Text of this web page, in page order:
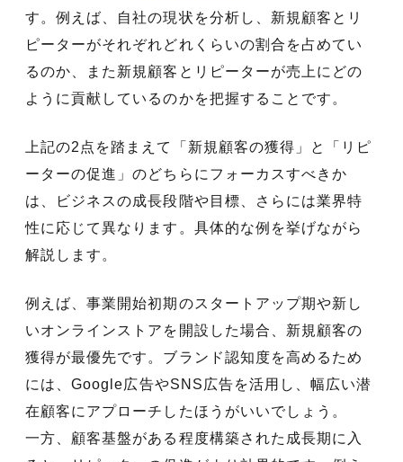
す。例えば、自社の現状を分析し、新規顧客とリ
ピーターがそれぞれどれくらいの割合を占めてい
るのか、また新規顧客とリピーターが売上にどの
ように貢献しているのかを把握することです。
上記の2点を踏まえて「新規顧客の獲得」と「リピ
ーターの促進」のどちらにフォーカスすべきか
は、ビジネスの成長段階や目標、さらには業界特
性に応じて異なります。具体的な例を挙げながら
解説します。
例えば、事業開始初期のスタートアップ期や新し
いオンラインストアを開設した場合、新規顧客の
獲得が最優先です。ブランド認知度を高めるため
には、Google広告やSNS広告を活用し、幅広い潜
在顧客にアプローチしたほうがいいでしょう。
一方、顧客基盤がある程度構築された成長期に入